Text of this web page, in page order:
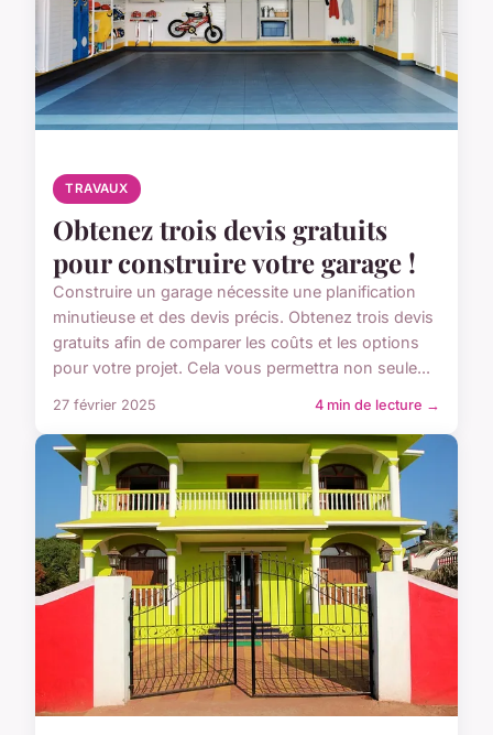
TRAVAUX
Obtenez trois devis gratuits
pour construire votre garage !
Construire un garage nécessite une planification
minutieuse et des devis précis. Obtenez trois devis
gratuits afin de comparer les coûts et les options
pour votre projet. Cela vous permettra non seule...
27 février 2025 4 min de lecture →